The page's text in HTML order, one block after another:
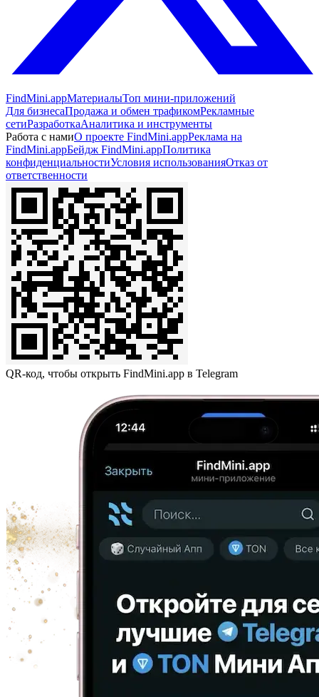
FindMini.appМатериалыТоп мини-приложений
Для бизнесаПродажа и обмен трафикомРекламные
сетиРазработкаАналитика и инструменты
Работа с намиО проекте FindMini.appРеклама на
FindMini.appБейдж FindMini.appПолитика
конфиденциальностиУсловия использованияОтказ от
ответственности
QR-код, чтобы открыть FindMini.app в Telegram